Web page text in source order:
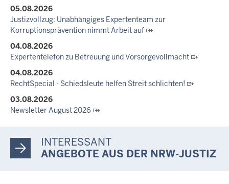
288 Anwärterinnen und Anwärter des Jahrgangs 2024/2026
der Justizvollzugsschule NRW geehrt
30.06.2026
RechtSpecial - Schiedsleute helfen Streit schlichten!
05.08.2026
Justizvollzug: Unabhängiges Expertenteam zur
Korruptionsprävention nimmt Arbeit auf
04.08.2026
Expertentelefon zu Betreuung und Vorsorgevollmacht
04.08.2026
RechtSpecial - Schiedsleute helfen Streit schlichten!
03.08.2026
Newsletter August 2026
Dein Mut findet Rückhalt: Die Justiz NRW unterstützt
Informationskampagne gegen häusliche Gewalt
INTERESSANT
ANGEBOTE AUS DER NRW-JUSTIZ